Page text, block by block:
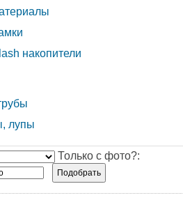
накопители
лупы
Только с фото?: